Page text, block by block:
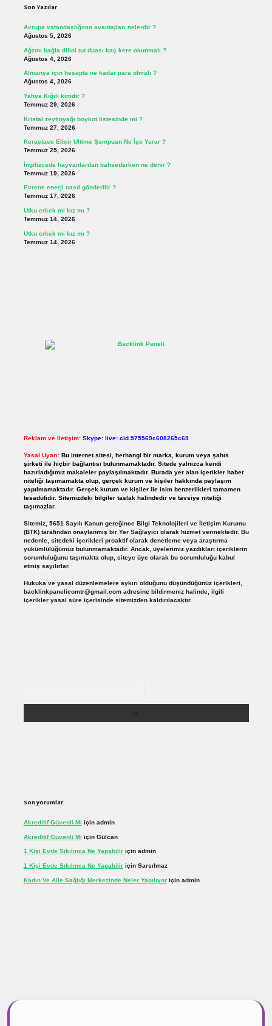
Son Yazılar
Avrupa vatandaşlığının avantajları nelerdir ?
Ağustos 5, 2026
Ağzını bağla dilini tut duası kaç kere okunmalı ?
Ağustos 4, 2026
Almanya için hesapta ne kadar para olmalı ?
Ağustos 4, 2026
Yahya Kığılı kimdir ?
Temmuz 29, 2026
Kristal zeytinyağı boykot listesinde mi ?
Temmuz 27, 2026
Kerastase Elixir Ultime Şampuan Ne İşe Yarar ?
Temmuz 25, 2026
İngilizcede hayvanlardan bahsederken ne denir ?
Temmuz 19, 2026
Evrene enerji nasıl gönderilir ?
Temmuz 17, 2026
Utku erkek mi kız mı ?
Temmuz 14, 2026
Utku erkek mi kız mı ?
Temmuz 14, 2026
Reklam ve İletişim: Skype: live:.cid.575569c608265c69
Yasal Uyarı: Bu internet sitesi, herhangi bir marka, kurum veya şahıs
şirketi ile hiçbir bağlantısı bulunmamaktadır. Sitede yalnızca kendi
hazırladığımız makaleler paylaşılmaktadır. Burada yer alan içerikler haber
niteliği taşımamakta olup, gerçek kurum ve kişiler hakkında paylaşım
yapılmamaktadır. Gerçek kurum ve kişiler ile isim benzerlikleri tamamen
tesadüfidir. Sitemizdeki bilgiler taslak halindedir ve tavsiye niteliği
taşımazlar.
Sitemiz, 5651 Sayılı Kanun gereğince Bilgi Teknolojileri ve İletişim Kurumu
(BTK) tarafından onaylanmış bir Yer Sağlayıcı olarak hizmet vermektedir. Bu
nedenle, sitedeki içerikleri proaktif olarak denetleme veya araştırma
yükümlülüğümüz bulunmamaktadır. Ancak, üyelerimiz yazdıkları içeriklerin
sorumluluğunu taşımakta olup, siteye üye olarak bu sorumluluğu kabul
etmiş sayılırlar.
Hukuka ve yasal düzenlemelere aykırı olduğunu düşündüğünüz içerikleri,
backlinkpanelicomtr@gmail.comadresine bildirmeniz halinde, ilgili
içerikler yasal süre içerisinde sitemizden kaldırılacaktır.
Son yorumlar
Akreditif Güvenli Mi için admin
Akreditif Güvenli Mi için Gülcan
1 Kişi Evde Sıkılınca Ne Yapabiliriçin admin
1 Kişi Evde Sıkılınca Ne Yapabiliriçin Sarsılmaz
Kadın Ve Aile Sağlığı Merkezinde Neler Yapılıyoriçin admin